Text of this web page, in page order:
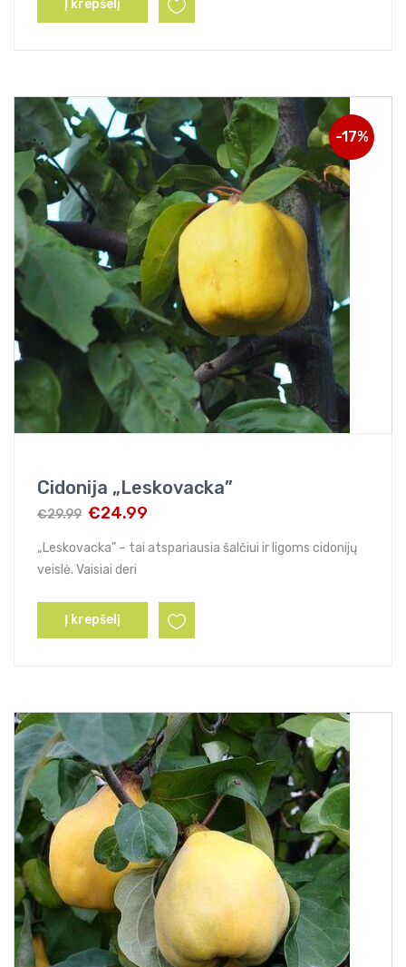
Į krepšelį
-17%
Cidonija „Leskovacka”
€29.99
price
was:
€24.99
price
is:
„Leskovacka” – tai atspariausia šalčiui ir ligoms cidonijų
veislė. Vaisiai deri
Į krepšelį